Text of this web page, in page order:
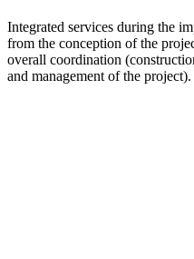
Integrated services during the
from the conception of the
overall coordination
and management of the project).